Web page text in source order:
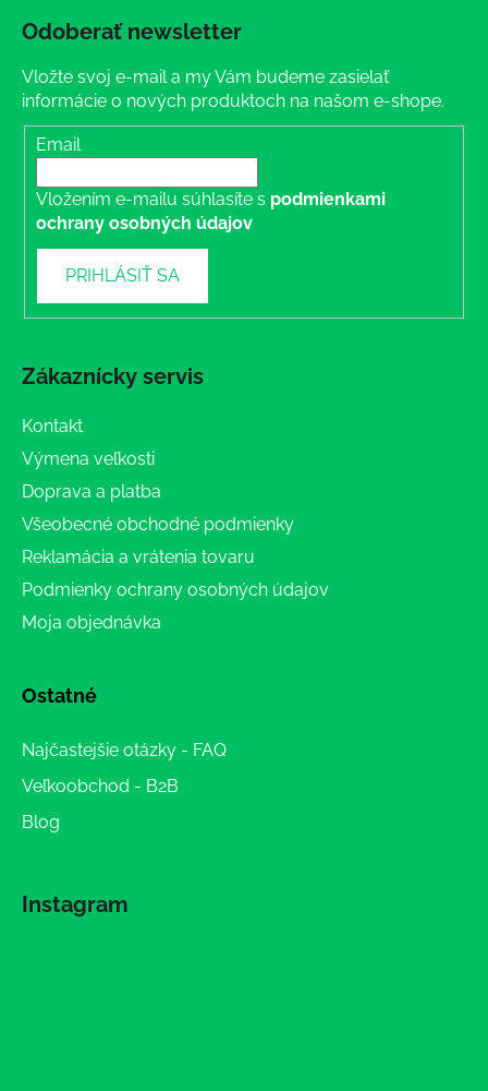
Odoberať newsletter
Vložte svoj e-mail a my Vám budeme zasielať
informácie o nových produktoch na našom e-shope.
Email
Vložením e-mailu súhlasíte s podmienkami
ochrany osobných údajov
PRIHLÁSIŤ SA
Zákaznícky servis
Kontakt
Výmena veľkosti
Doprava a platba
Všeobecné obchodné podmienky
Reklamácia a vrátenia tovaru
Podmienky ochrany osobných údajov
Moja objednávka
Ostatné
Najčastejšie otázky - FAQ
Veľkoobchod - B2B
Blog
Instagram